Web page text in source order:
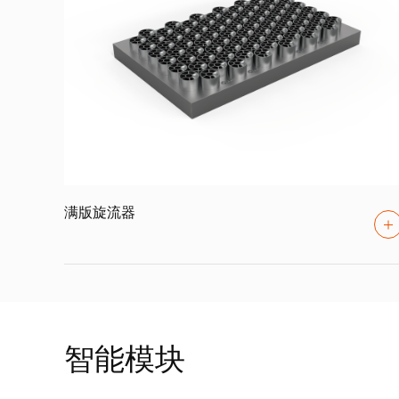
满版旋流器
智能模块